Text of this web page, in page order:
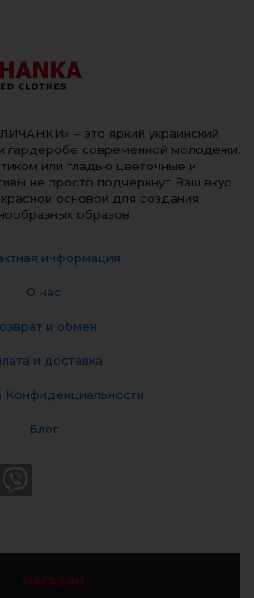
– это яркий украинский
гардеробе современной молодежи.
или гладью цветочные и
не просто подчеркнут Ваш вкус.
основой для создания
образов
информация
О нас
и обмен
и доставка
Конфиденциальности
Блог
МАГАЗИН